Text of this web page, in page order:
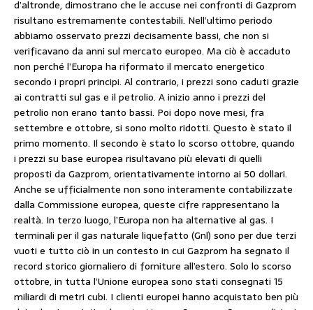
d’altronde, dimostrano che le accuse nei confronti di Gazprom
risultano estremamente contestabili. Nell’ultimo periodo
abbiamo osservato prezzi decisamente bassi, che non si
verificavano da anni sul mercato europeo. Ma ciò è accaduto
non perché l’Europa ha riformato il mercato energetico
secondo i propri principi. Al contrario, i prezzi sono caduti grazie
ai contratti sul gas e il petrolio. A inizio anno i prezzi del
petrolio non erano tanto bassi. Poi dopo nove mesi, fra
settembre e ottobre, si sono molto ridotti. Questo è stato il
primo momento. Il secondo è stato lo scorso ottobre, quando
i prezzi su base europea risultavano più elevati di quelli
proposti da Gazprom, orientativamente intorno ai 50 dollari.
Anche se ufficialmente non sono interamente contabilizzate
dalla Commissione europea, queste cifre rappresentano la
realtà. In terzo luogo, l’Europa non ha alternative al gas. I
terminali per il gas naturale liquefatto (Gnl) sono per due terzi
vuoti e tutto ciò in un contesto in cui Gazprom ha segnato il
record storico giornaliero di forniture all’estero. Solo lo scorso
ottobre, in tutta l’Unione europea sono stati consegnati 15
miliardi di metri cubi. I clienti europei hanno acquistato ben più